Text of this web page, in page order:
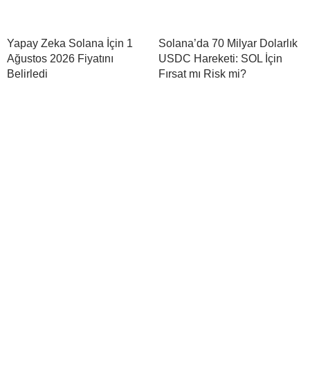
Yapay Zeka Solana İçin 1
Ağustos 2026 Fiyatını
Belirledi
Solana’da 70 Milyar Dolarlık
USDC Hareketi: SOL İçin
Fırsat mı Risk mi?